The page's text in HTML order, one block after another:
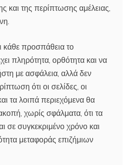
και της περίπτωσης αμέλειας,
κάθε προσπάθεια το
πληρότητα, ορθότητα και να
με ασφάλεια, αλλά δεν
ότι οι σελίδες, οι
τα λοιπά περιεχόμενα θα
χωρίς σφάλματα, ότι τα
σε συγκεκριμένο χρόνο και
μεταφοράς επιζήμιων